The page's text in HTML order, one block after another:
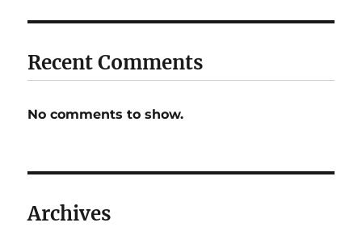
Recent Comments
No comments to show.
Archives